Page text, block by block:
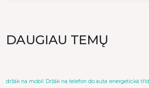
DAUGIAU TEMŲ
držák na mobil Držák na telefon do auta energetická